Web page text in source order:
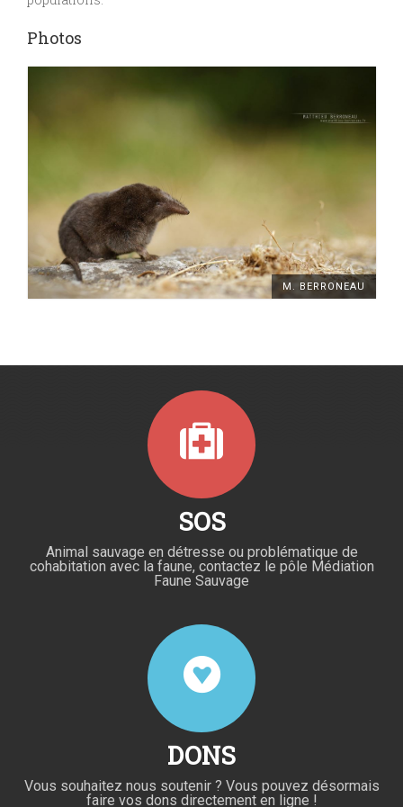
Photos
M. BERRONEAU
SOS
Animal sauvage en détresse ou problématique de
cohabitation avec la faune, contactez le pôle Médiation
Faune Sauvage
DONS
Vous souhaitez nous soutenir ? Vous pouvez désormais
faire vos dons directement en ligne !